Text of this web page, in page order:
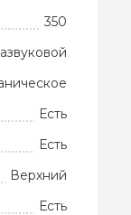
350
Есть
Есть
Верхний
Есть